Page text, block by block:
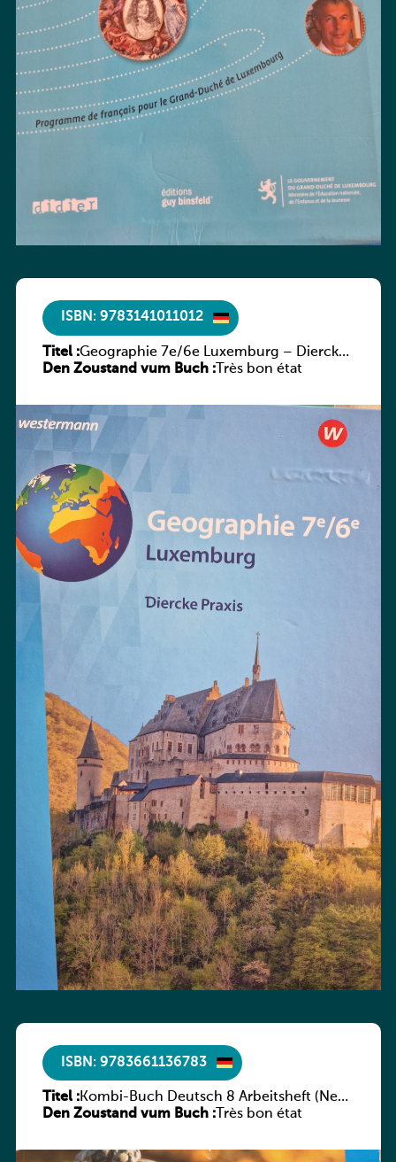
ISBN: 9783141011012
Titel :Geographie 7e/6e Luxemburg – Diercke
Praxis
Den Zoustand vum Buch :Très bon état
ISBN: 9783661136783
Titel :Kombi-Buch Deutsch 8 Arbeitsheft (Neue
Ausgabe Luxemburg)
Den Zoustand vum Buch :Très bon état